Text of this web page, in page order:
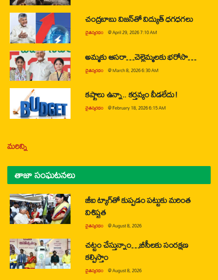
చంద్రబాబు విజన్‌తో విద్యుత్ ధగధగలు
చైతన్యరధం @April 29, 2026 7:10 AM
అమ్మకు ఆసరా…చెల్లెమ్మలకు భరోసా…
చైతన్యరధం @March 8, 2026 6:30 AM
కష్టాలు ఉన్నా.. కర్తవ్యం వీడలేదు!
చైతన్యరధం @February 18, 2026 6:15 AM
మరిన్ని
తాజా సంఘటనలు
జీఐ ట్యాగ్‌తో కుప్పడం పట్టుకు మరింత
విశిష్టత
చైతన్యరధం @August 8, 2026
చట్టం చేస్తున్నాం…బీసీలకు సంరక్షణ
కల్పిస్తాం
చైతన్యరధం @August 8, 2026